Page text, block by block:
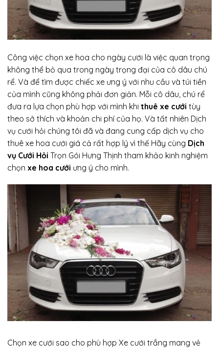
Công việc chọn xe hoa cho ngày cưới là việc quan trọng
không thể bỏ qua trong ngày trọng đại của cô dâu chú
rể. Và để tìm được chiếc xe ưng ý với nhu cầu và túi tiền
của mình cũng không phải đơn giản. Mỗi cô dâu, chú rể
đưa ra lựa chọn phù hợp với mình khi thuê xe cưới tùy
theo sở thích và khoản chi phí của họ. Và tất nhiên Dịch
vụ cưới hỏi chúng tôi đã và đang cung cấp dịch vụ cho
thuê xe hoa cưới giá cả rất hợp lý vì thế Hãy cùng Dịch
vụ Cưới Hỏi Trọn Gói Hưng Thịnh tham khảo kinh nghiệm
chọn xe hoa cưới ưng ý cho mình.
Chọn xe cưới sao cho phù hợp Xe cưới trắng mang vẻ